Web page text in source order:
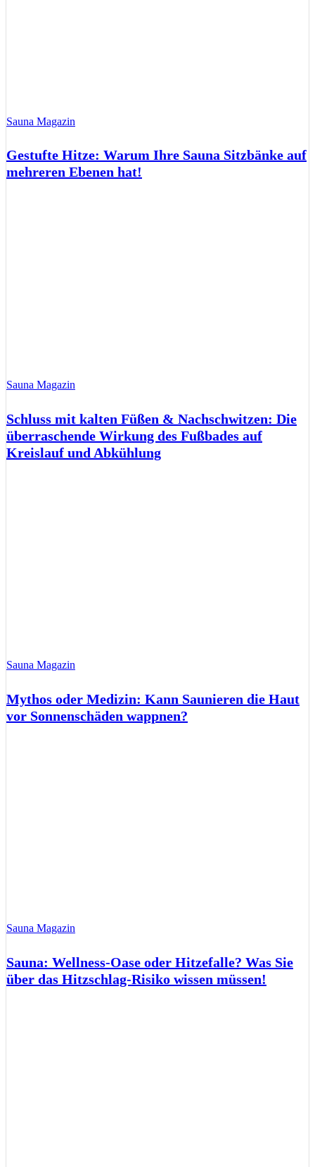
Sauna Magazin
Gestufte Hitze: Warum Ihre Sauna Sitzbänke auf
mehreren Ebenen hat!
Sauna Magazin
Schluss mit kalten Füßen & Nachschwitzen: Die
überraschende Wirkung des Fußbades auf
Kreislauf und Abkühlung
Sauna Magazin
Mythos oder Medizin: Kann Saunieren die Haut
vor Sonnenschäden wappnen?
Sauna Magazin
Sauna: Wellness-Oase oder Hitzefalle? Was Sie
über das Hitzschlag-Risiko wissen müssen!